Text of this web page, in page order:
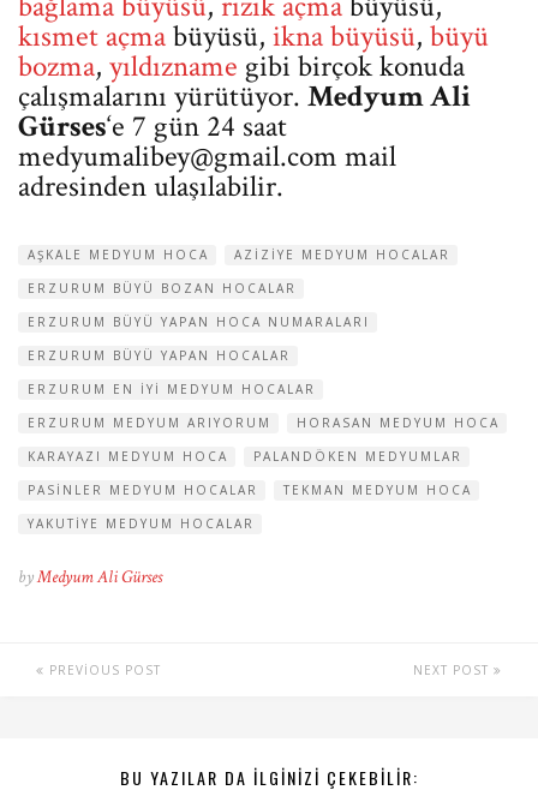
kısmet açmabüyüsü, ikna büyüsü, büyü
bozma, yıldızname gibi birçok konuda
çalışmalarını yürütüyor. Medyum Ali
Gürses‘e 7 gün 24 saat
medyumalibey@gmail.com mail
adresinden ulaşılabilir.
AŞKALE MEDYUM HOCA
AZIZIYE MEDYUM HOCALAR
ERZURUM BÜYÜ BOZAN HOCALAR
ERZURUM BÜYÜ YAPAN HOCA NUMARALARI
ERZURUM BÜYÜ YAPAN HOCALAR
ERZURUM EN IYI MEDYUM HOCALAR
ERZURUM MEDYUM ARIYORUM
HORASAN MEDYUM HOCA
KARAYAZI MEDYUM HOCA
PALANDÖKEN MEDYUMLAR
PASINLER MEDYUM HOCALAR
TEKMAN MEDYUM HOCA
YAKUTIYE MEDYUM HOCALAR
byMedyum Ali Gürses
PREVIOUS POST NEXT POST
BU YAZILAR DA ILGINIZI ÇEKEBILIR: